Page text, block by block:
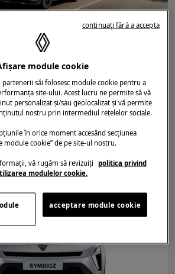
PENTRU NOUA
FULL HYBRID E-TECH
BENEFICIU: MAI MULTĂ
MAI PUȚIN COMBUSTIBIL
module cookie
săi folosesc module cookie pentru a
site-ului. Acest lucru ne permite să vă
personalizat și/sau geolocalizat și vă permite
nostru prin intermediul rețelelor sociale.
în orice moment accesând secțiunea
module cookie” de pe site-ul nostru.
vă rugăm să revizuiți politica privind
modulelor cookie.
acceptare module cookie
continuați fără a accepta